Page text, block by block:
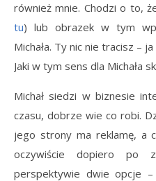
również mnie. Chodzi o to,
tu) lub obrazek w tym
Michała. Ty nic nie tracisz –
Jaki w tym sens dla Michała
Michał siedzi w biznesie
czasu, dobrze wie co robi.
jego strony ma reklamę, a
oczywiście dopiero po
perspektywie dwie opcje